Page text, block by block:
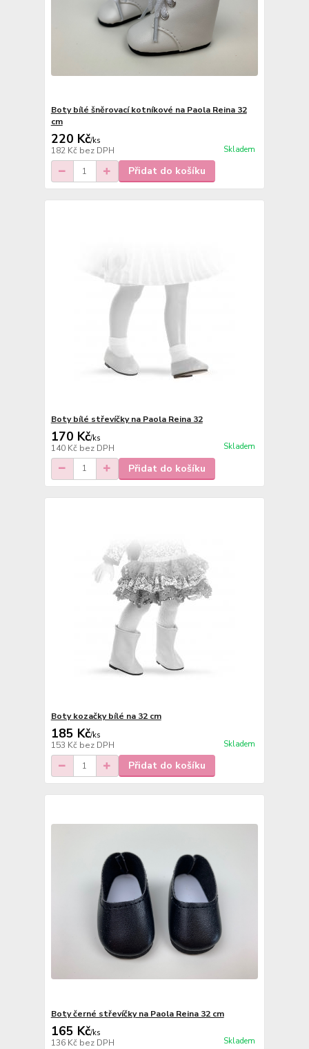
Boty bílé šněrovací kotníkové na Paola Reina 32
cm
220 Kč/ks
182 Kč bez DPH Skladem
Přidat do košíku
Boty bílé střevíčky na Paola Reina 32
170 Kč/ks
140 Kč bez DPH Skladem
Přidat do košíku
Boty kozačky bílé na 32 cm
185 Kč/ks
153 Kč bez DPH Skladem
Přidat do košíku
Boty černé střevíčky na Paola Reina 32 cm
165 Kč/ks
136 Kč bez DPH Skladem